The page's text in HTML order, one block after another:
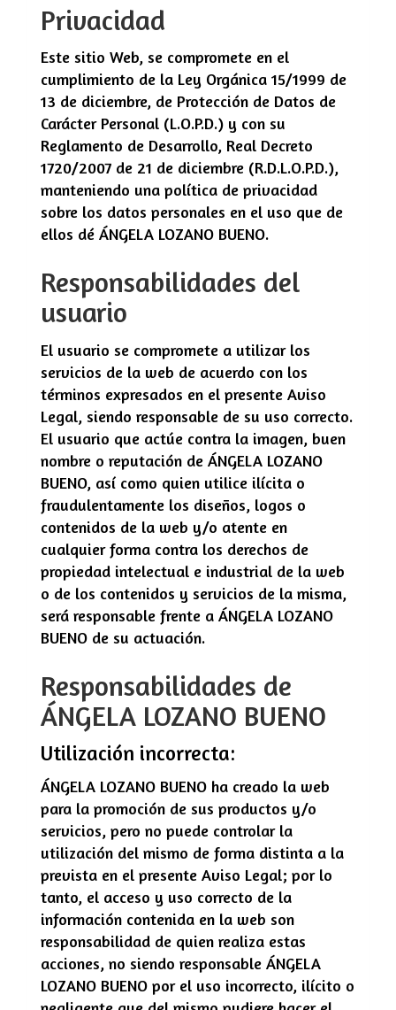
Privacidad
Este sitio Web, se compromete en el
cumplimiento de la Ley Orgánica 15/1999 de
13 de diciembre, de Protección de Datos de
Carácter Personal (L.O.P.D.) y con su
Reglamento de Desarrollo, Real Decreto
1720/2007 de 21 de diciembre (R.D.L.O.P.D.),
manteniendo una política de privacidad
sobre los datos personales en el uso que de
ellos dé ÁNGELA LOZANO BUENO.
Responsabilidades del
usuario
El usuario se compromete a utilizar los
servicios de la web de acuerdo con los
términos expresados en el presente Aviso
Legal, siendo responsable de su uso correcto.
El usuario que actúe contra la imagen, buen
nombre o reputación de ÁNGELA LOZANO
BUENO, así como quien utilice ilícita o
fraudulentamente los diseños, logos o
contenidos de la web y/o atente en
cualquier forma contra los derechos de
propiedad intelectual e industrial de la web
o de los contenidos y servicios de la misma,
será responsable frente a ÁNGELA LOZANO
BUENO de su actuación.
Responsabilidades de
ÁNGELA LOZANO BUENO
Utilización incorrecta:
ÁNGELA LOZANO BUENO ha creado la web
para la promoción de sus productos y/o
servicios, pero no puede controlar la
utilización del mismo de forma distinta a la
prevista en el presente Aviso Legal; por lo
tanto, el acceso y uso correcto de la
información contenida en la web son
responsabilidad de quien realiza estas
acciones, no siendo responsable ÁNGELA
LOZANO BUENO por el uso incorrecto, ilícito o